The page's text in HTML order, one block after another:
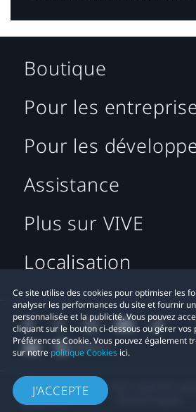
Ce site utilise des cookies pour optimiser les
analyser les performances du site et fournir
personnalisée et la publicité. Vous pouvez
cliquant sur le bouton ci-dessous ou gérer vos
Préférences Cookie. Vous pouvez également
sur notre politique Cookies ici.
J'ACCEPTE
Boutique
Pour les
Pour les
Assistance
Plus sur VIVE
Localisation
© 2011-2026 HTC